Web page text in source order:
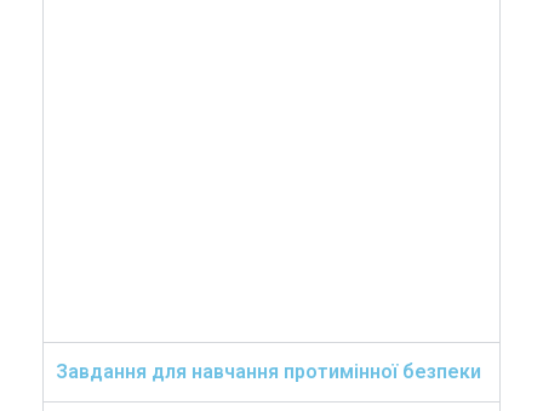
Завдання для навчання протимінної безпеки